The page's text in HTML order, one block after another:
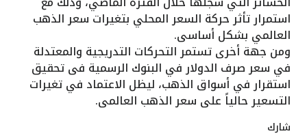
استمرار تأثر حركة السعر المحلي بتغيرات سعر الذهب
العالمي بشكل أساسى.
ومن جهة أخرى تستمر التحركات التدريجية والمعتدلة
في سعر صرف الدولار في البنوك الرسمية فى تحقيق
استقرار في أسواق الذهب، ليظل الاعتماد في تغيرات
التسعير حالياً على سعر الذهب العالمى.
شارك